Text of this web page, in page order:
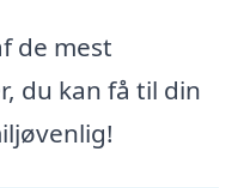
de mest
du kan få til din